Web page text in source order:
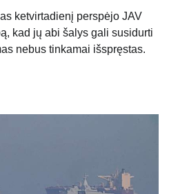
ketvirtadienį perspėjo JAV
kad jų abi šalys gali susidurti
nebus tinkamai išspręstas.